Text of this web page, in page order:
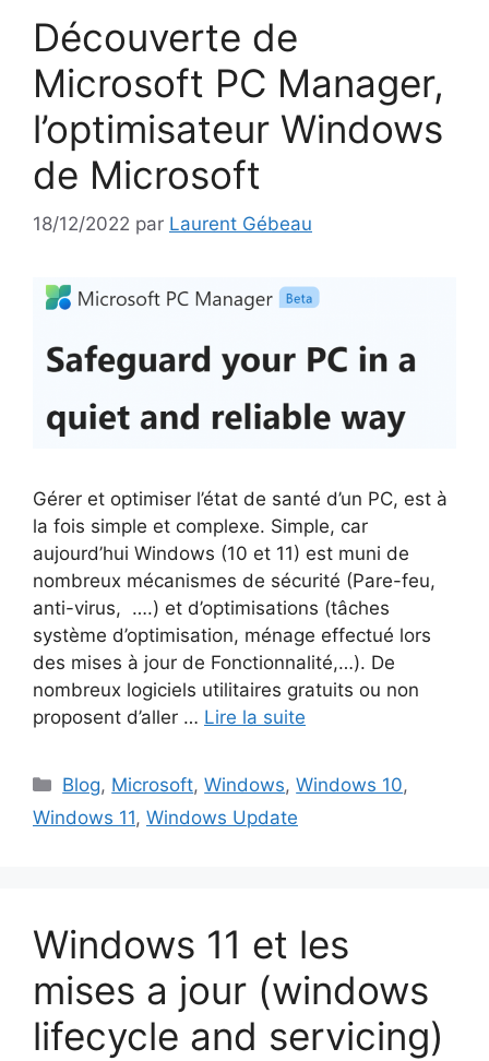
Découverte de
Microsoft PC Manager,
l’optimisateur Windows
de Microsoft
18/12/2022 par Laurent Gébeau
Gérer et optimiser l’état de santé d’un PC, est à
la fois simple et complexe. Simple, car
aujourd’hui Windows (10 et 11) est muni de
nombreux mécanismes de sécurité (Pare-feu,
anti-virus, ….) et d’optimisations (tâches
système d’optimisation, ménage effectué lors
des mises à jour de Fonctionnalité,…). De
nombreux logiciels utilitaires gratuits ou non
proposent d’aller … Lire la suite
Catégories
Blog, Microsoft,Windows,Windows 10,
Windows 11, Windows Update
Windows 11 et les
mises a jour (windows
lifecycle and servicing)